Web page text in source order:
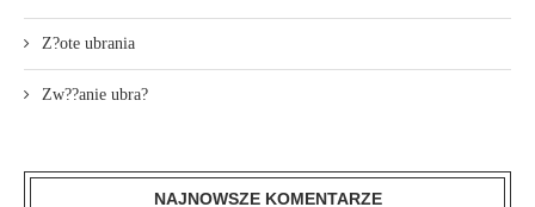
Z?ote ubrania
Zw??anie ubra?
NAJNOWSZE KOMENTARZE